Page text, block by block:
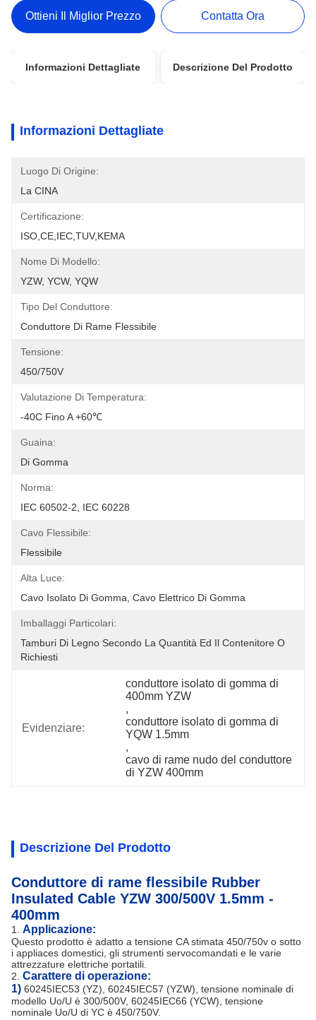
Ottieni Il Miglior Prezzo Contatta Ora
Informazioni Dettagliate Descrizione Del Prodotto
Informazioni Dettagliate
Luogo Di Origine:
La CINA
Certificazione:
ISO,CE,IEC,TUV,KEMA
Nome Di Modello:
YZW, YCW, YQW
Tipo Del Conduttore:
Conduttore Di Rame Flessibile
Tensione:
450/750V
Valutazione Di Temperatura:
-40C Fino A +60℃
Guaina:
Di Gomma
Norma:
IEC 60502-2, IEC 60228
Cavo Flessibile:
Flessibile
Alta Luce:
Cavo Isolato Di Gomma, Cavo Elettrico Di Gomma
Imballaggi Particolari:
Tamburi Di Legno Secondo La Quantità Ed Il Contenitore O
Richiesti
Evidenziare:
conduttore isolato di gomma di
400mm YZW
,
conduttore isolato di gomma di
YQW 1.5mm
,
cavo di rame nudo del conduttore
di YZW 400mm
Descrizione Del Prodotto
Conduttore di rame flessibile Rubber
Insulated Cable YZW 300/500V 1.5mm -
400mm
1. Applicazione:
Questo prodotto è adatto a tensione CA stimata 450/750v o sotto
i appliaces domestici, gli strumenti servocomandati e le varie
attrezzature elettriche portatili.
2. Carattere di operazione:
1) 60245IEC53 (YZ), 60245IEC57 (YZW), tensione nominale di
modello Uo/U è 300/500V, 60245IEC66 (YCW), tensione
nominale Uo/U di YC è 450/750V.